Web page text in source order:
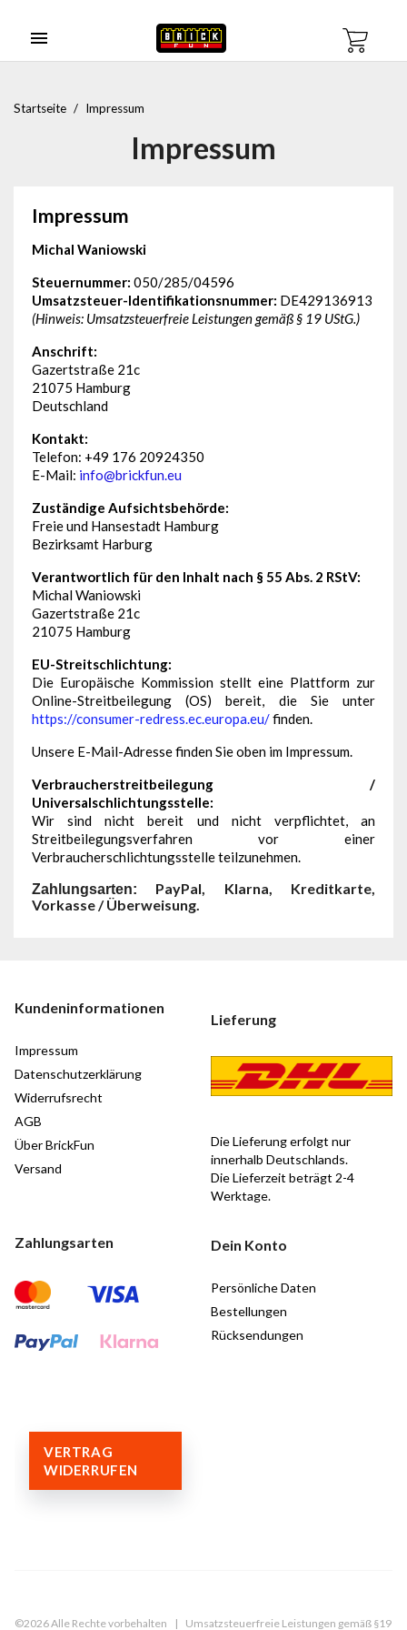

Startseite Impressum
Impressum
Impressum
Michal Waniowski
Steuernummer: 050/285/04596
Umsatzsteuer-Identifikationsnummer: DE429136913
(Hinweis: Umsatzsteuerfreie Leistungen gemäß § 19 UStG.)
Anschrift:
Gazertstraße 21c
21075 Hamburg
Deutschland
Kontakt:
Telefon: +49 176 20924350
E-Mail: info@brickfun.eu
Zuständige Aufsichtsbehörde:
Freie und Hansestadt Hamburg
Bezirksamt Harburg
Verantwortlich für den Inhalt nach § 55 Abs. 2 RStV:
Michal Waniowski
Gazertstraße 21c
21075 Hamburg
EU-Streitschlichtung:
Die Europäische Kommission stellt eine Plattform zur
Online-Streitbeilegung (OS) bereit, die Sie unter
https://consumer-redress.ec.europa.eu/finden.
Unsere E-Mail-Adresse finden Sie oben im Impressum.
Verbraucherstreitbeilegung /
Universalschlichtungsstelle:
Wir sind nicht bereit und nicht verpflichtet, an
Streitbeilegungsverfahren vor einer
Verbraucherschlichtungsstelle teilzunehmen.
Zahlungsarten:
PayPal, Klarna, Kreditkarte,
Vorkasse / Überweisung.
Kundeninformationen
Impressum
Datenschutzerklärung
Widerrufsrecht
AGB
Über BrickFun
Versand
Lieferung
Die Lieferung erfolgt nur
innerhalb Deutschlands.
Die Lieferzeit beträgt 2-4
Werktage.
Zahlungsarten Dein Konto
Persönliche Daten
Bestellungen
Rücksendungen
VERTRAG
WIDERRUFEN
©️2026 Alle Rechte vorbehalten | Umsatzsteuerfreie Leistungen gemäß §19